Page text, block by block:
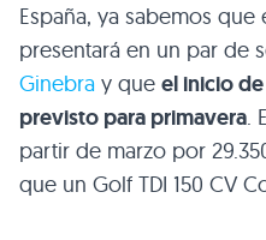
España, ya sabemos
presentará en un par de
Ginebra y que el inicio
previsto para primavera.
partir de marzo por
que un Golf TDI 150 CV